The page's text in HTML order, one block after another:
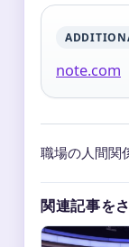
note.com
職場の人間関
関連記事を